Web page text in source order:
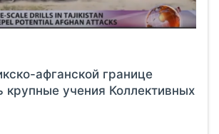
афганской границе
крупные учения Коллективных